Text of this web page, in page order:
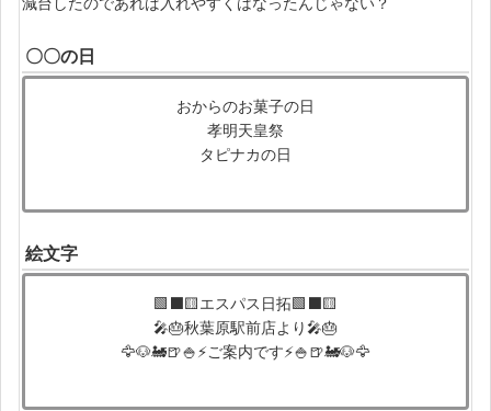
〇〇の日
おからのお菓子の日
孝明天皇祭
タピナカの日
絵文字
🟩⬛🟨エスパス日拓🟩⬛🟨
🎤🎂秋葉原駅前店より🎤🎂
🦅🐶🚂🍺🍚⚡ご案内です⚡🍚🍺🚂🐶🦅